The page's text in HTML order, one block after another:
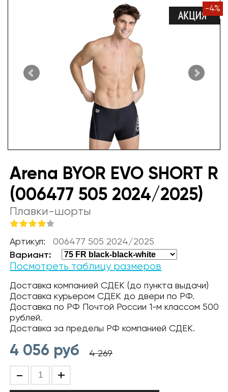
-4%
Arena BYOR EVO SHORT R
(006477 505 2024/2025)
Плавки-шорты
Артикул: 006477 505 2024/2025
Вариант:
Посмотреть таблицу размеров
Доставка компанией СДЕК (до пункта выдачи)
Доставка курьером СДЕК до двери по РФ.
Доставка по РФ Почтой России 1-м классом 500
рублей.
Доставка за пределы РФ компанией СДЕК.
4 056 руб 4 269
- +